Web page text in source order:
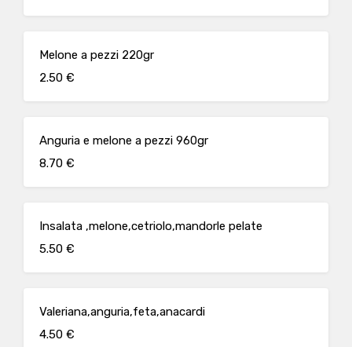
Melone a pezzi 220gr
2.50 €
Anguria e melone a pezzi 960gr
8.70 €
Insalata ,melone,cetriolo,mandorle pelate
5.50 €
Valeriana,anguria,feta,anacardi
4.50 €